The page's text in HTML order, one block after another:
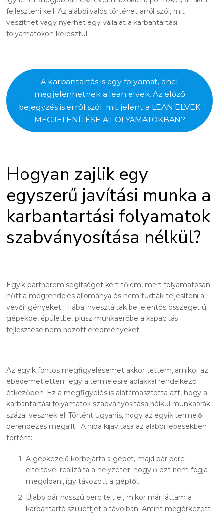
fejleszteni kell. Az alábbi valós történet arról szól, mit
veszíthet vagy nyerhet egy vállalat a karbantartási
folyamatokon keresztül.
A karbantartás is egy folyamat, ahol
megjelenhetnek a lean elvek. Az előző
bejegyzés is erről szól: mit jelent a LEAN ELVEK
MEGJELENÍTÉSE A FOLYAMATOKBAN?
Hogyan zajlik egy
egyszerű javítási munka a
karbantartási folyamatok
szabványosítása nélkül?
Egyik partnerem segítséget kért tőlem, mert folyamatosan
nőtt a megrendelés állománya és nem tudták teljesíteni a
vevői igényeket. Hiába invesztáltak be jelentős összeget új
gépekbe, épületbe, plusz munkaerőbe a kapacitás
fejlesztése nem hozott eredményeket.
Az egyik fontos megfigyelésemet akkor tettem, amikor az
ebédemet ettem egy a termelésre ablakkal rendelkező
étkezőben. Ez a megfigyelés is alátámasztotta azt, hogy a
karbantartási folyamatok szabványosítása nélkül munkaórák
százai vesznek el. Történt ugyanis, hogy az egyik termelő
berendezés megállt. A hiba kijavítása az alábbi lépésekben
történt:
A gépkezelő körbejárta a gépet, majd pár perc
elteltével realizálta a helyzetet, hogy ő ezt nem fogja
megoldani, így távozott a géptől.
Újabb pár hosszú perc telt el, mikor már láttam a
karbantartó sziluettjét a távolban. Amint megérkezett